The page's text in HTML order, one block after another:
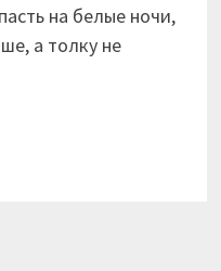
на белые ночи,
а толку не